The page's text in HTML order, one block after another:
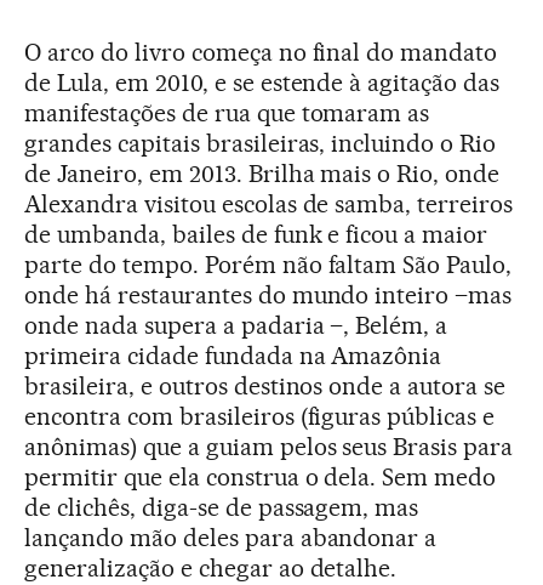
O arco do livro começa no final do mandato
de Lula, em 2010, e se estende à agitação das
manifestações de rua que tomaram as
grandes capitais brasileiras, incluindo o Rio
de Janeiro, em 2013. Brilha mais o Rio, onde
Alexandra visitou escolas de samba, terreiros
de umbanda, bailes de funk e ficou a maior
parte do tempo. Porém não faltam São Paulo,
onde há restaurantes do mundo inteiro –mas
onde nada supera a padaria –, Belém, a
primeira cidade fundada na Amazônia
brasileira, e outros destinos onde a autora se
encontra com brasileiros (figuras públicas e
anônimas) que a guiam pelos seus Brasis para
permitir que ela construa o dela. Sem medo
de clichês, diga-se de passagem, mas
lançando mão deles para abandonar a
generalização e chegar ao detalhe.